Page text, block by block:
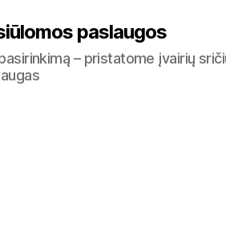
paslaugos
– pristatome įvairių